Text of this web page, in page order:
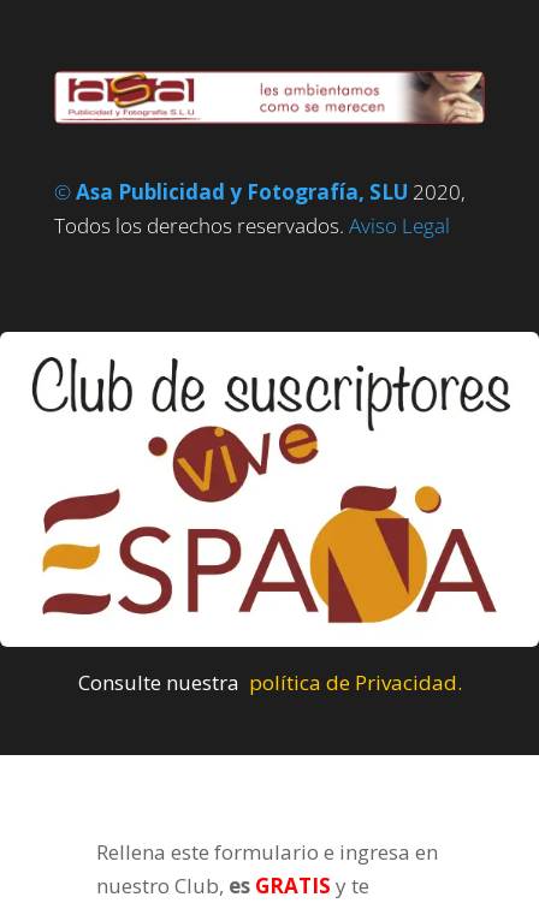
©Asa Publicidad y Fotografía, SLU 2020,
Todos los derechos reservados. Aviso Legal
Consulte nuestra política de Privacidad.
Rellena este formulario e ingresa en
nuestro Club, es GRATIS y te